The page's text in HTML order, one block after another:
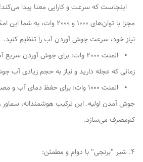
اینجاست که سرعت و کارایی معنا پیدا
مجزا با توان‌های 1000 و 2000
نیاز خود، سرعت جوش آوردن آب را تنظیم کنید.
⦁ المنت 2000 وات: برای جوش آوردن
زمانی که عجله دارید و نیاز به حجم زیادی آب
⦁ المنت 1000 وات: برای حفظ دمای
جوش آمدن اولیه. این ترکیب هوشمندانه،
کم‌مصرف می‌سازد.
4. شیر "برنجی" با دوام و مطمئن: